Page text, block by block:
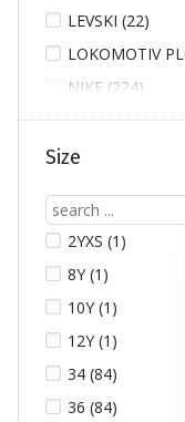
LEVSKI (22)
LOKOMOTIV
NIKE (224)
NIKE
PUMA (33)
МАРТИН
Size
2YXS (1)
8Y (1)
10Y (1)
12Y (1)
34 (84)
36 (84)